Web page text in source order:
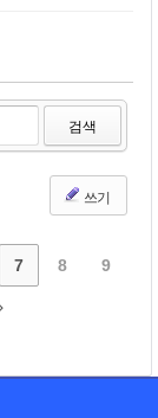
검색
쓰기
7 8 9